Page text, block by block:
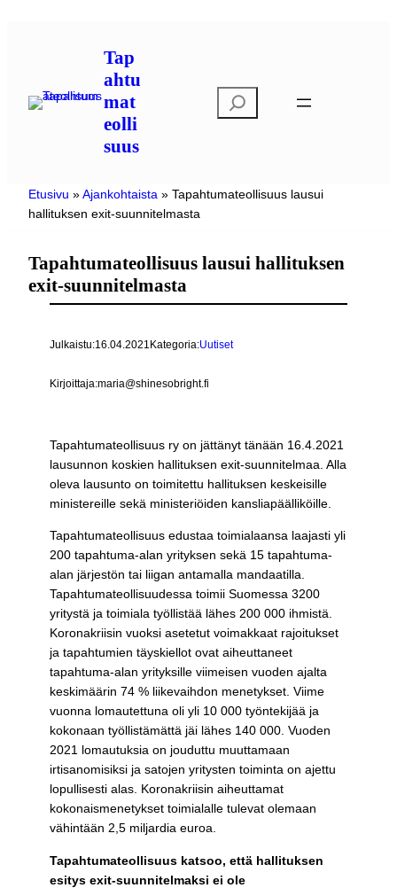
Tap
ahtu
mat
eolli
suus
t
Etusivu »Ajankohtaista » Tapahtumateollisuus lausui
hallituksen exit-suunnitelmasta
Tapahtumateollisuus lausui hallituksen
exit-suunnitelmasta
Julkaistu:16.04.2021 Kategoria:Uutiset
Kirjoittaja:maria@shinesobright.fi
Tapahtumateollisuus ry on jättänyt tänään 16.4.2021
lausunnon koskien hallituksen exit-suunnitelmaa. Alla
oleva lausunto on toimitettu hallituksen keskeisille
ministereille sekä ministeriöiden kansliapäälliköille.
Tapahtumateollisuus edustaa toimialaansa laajasti yli
200 tapahtuma-alan yrityksen sekä 15 tapahtuma-
alan järjestön tai liigan antamalla mandaatilla.
Tapahtumateollisuudessa toimii Suomessa 3200
yritystä ja toimiala työllistää lähes 200 000 ihmistä.
Koronakriisin vuoksi asetetut voimakkaat rajoitukset
ja tapahtumien täyskiellot ovat aiheuttaneet
tapahtuma-alan yrityksille viimeisen vuoden ajalta
keskimäärin 74 % liikevaihdon menetykset. Viime
vuonna lomautettuna oli yli 10 000 työntekijää ja
kokonaan työllistämättä jäi lähes 140 000. Vuoden
2021 lomautuksia on jouduttu muuttamaan
irtisanomisiksi ja satojen yritysten toiminta on ajettu
lopullisesti alas. Koronakriisin aiheuttamat
kokonaismenetykset toimialalle tulevat olemaan
vähintään 2,5 miljardia euroa.
Tapahtumateollisuus katsoo, että hallituksen
esitys exit-suunnitelmaksi ei ole